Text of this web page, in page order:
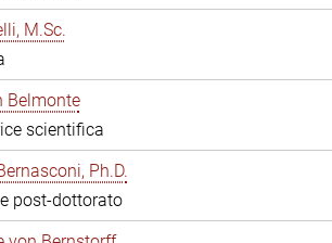
M.Sc.
Belmonte
scientifica
Ph.D.
post-dottorato